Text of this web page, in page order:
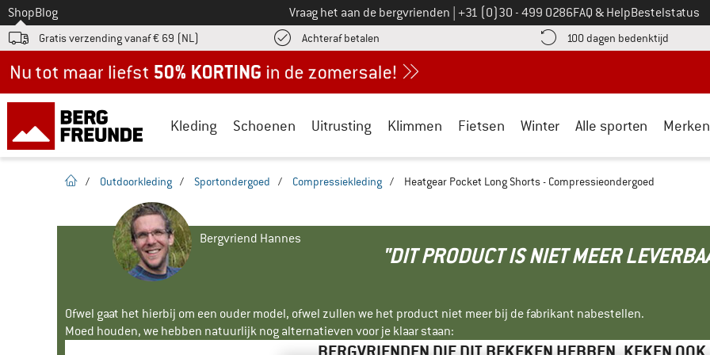
Naar
ShopBlog Vraag het aan de bergvrienden Bel ons op
+31 (0)30 - 499 0286FAQ & HelpBestelstatus
Gratis verzending vanaf € 69 (NL) Achteraf betalen vind de betalingsinformatie hier! Opent in een infovak
100 dagen bedenktijd Vind
Kleding Schoenen Uitrusting Klimmen Fietsen Winter Alle sporten Merken
Startpagina
/ Outdoorkleding / Sportondergoed / Compressiekleding / Heatgear Pocket Long Shorts - Compressieondergoed
Bergvriend Hannes
"DIT PRODUCT IS NIET MEER
Ofwel gaat het hierbij om een ouder model, ofwel zullen we het product niet meer bij de fabrikant nabestellen.
Moed houden, we hebben natuurlijk nog alternatieven voor je klaar staan: